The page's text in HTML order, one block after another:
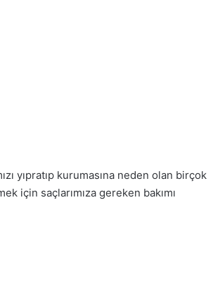
yıpratıp kurumasına neden olan birçok
için saçlarımıza gereken bakımı